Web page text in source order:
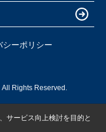
シーポリシー
Rights Reserved.
サービス向上検討を目的と